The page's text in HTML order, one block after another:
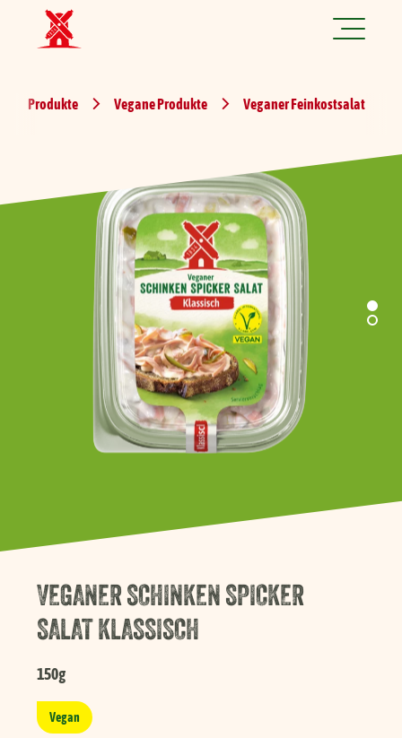
Nachhaltigkeit
Händlersuche
Presse
Service
Produkte Vegane Produkte Veganer Feinkostsalat
VEGANER SCHINKEN SPICKER
SALAT KLASSISCH
150g
Vegan